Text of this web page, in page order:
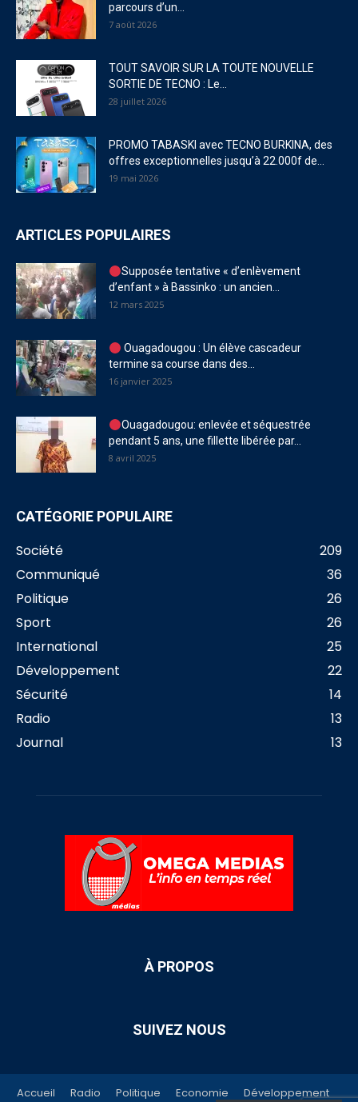
parcours d’un...
7 août 2026
TOUT SAVOIR SUR LA TOUTE NOUVELLE
SORTIE DE TECNO : Le...
28 juillet 2026
PROMO TABASKI avec TECNO BURKINA, des
offres exceptionnelles jusqu’à 22.000f de...
19 mai 2026
ARTICLES POPULAIRES
Supposée tentative « d’enlèvement
d’enfant » à Bassinko : un ancien...
12 mars 2025
Ouagadougou : Un élève cascadeur
termine sa course dans des...
16 janvier 2025
Ouagadougou: enlevée et séquestrée
pendant 5 ans, une fillette libérée par...
8 avril 2025
CATÉGORIE POPULAIRE
Société
209
Communiqué
36
Politique
26
Sport
26
International
25
Développement
22
Sécurité
14
Radio
13
Journal
13
À PROPOS
SUIVEZ NOUS
Accueil Radio Politique Economie
Développement